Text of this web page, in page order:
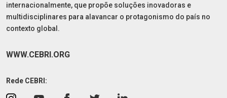
internacionalmente, que propõe soluções inovadoras e
multidisciplinares para alavancar o protagonismo do país no
contexto global.
WWW.CEBRI.ORG
Rede CEBRI: